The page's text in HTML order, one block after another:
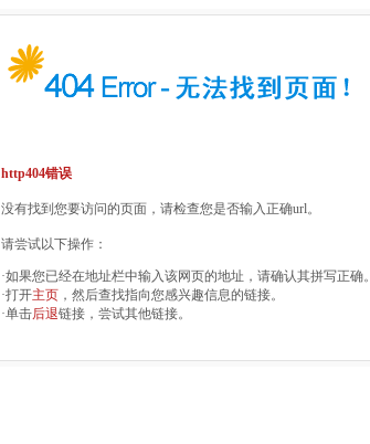
http404错误
没有找到您要访问的页面，请检查您是否输入正确url。
请尝试以下操作：
·如果您已经在地址栏中输入该网页的地址，请确认其拼写正确。
·打开主页 ，然后查找指向您感兴趣信息的链接。
·单击后退链接，尝试其他链接。